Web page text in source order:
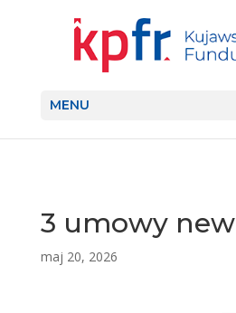
MENU
3 umowy new
maj 20, 2026